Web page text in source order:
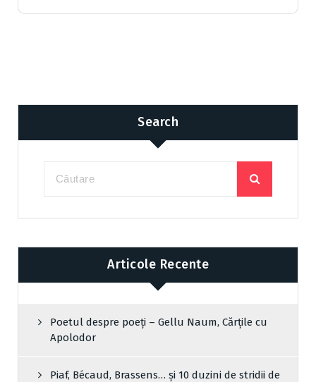
Search
Articole Recente
Poetul despre poeți – Gellu Naum, Cărțile cu
Apolodor
Piaf, Bécaud, Brassens… și 10 duzini de stridii de